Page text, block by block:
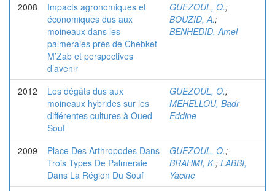
2008
Impacts agronomiques et
économiques dus aux
moineaux dans les
palmeraies près de Chebket
M’Zab et perspectives
d’avenir
GUEZOUL, O.;
BOUZID, A.;
BENHEDID, Amel
2012
Les dégâts dus aux
moineaux hybrides sur les
différentes cultures à Oued
Souf
GUEZOUL, O.;
MEHELLOU, Badr
Eddine
2009
Place Des Arthropodes Dans
Trois Types De Palmeraie
Dans La Région Du Souf
GUEZOUL, O.;
BRAHMI, K.; LABBI,
Yacine